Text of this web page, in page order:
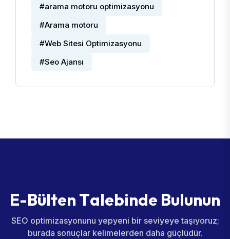
#arama motoru optimizasyonu
#Arama motoru
#Web Sitesi Optimizasyonu
#Seo Ajansı
E-Bülten Talebinde Bulunun
SEO optimizasyonunu yepyeni bir seviyeye taşıyoruz;
burada sonuçlar kelimelerden daha güçlüdür.